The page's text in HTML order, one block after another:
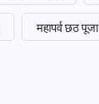
महापर्व छठ पूजा